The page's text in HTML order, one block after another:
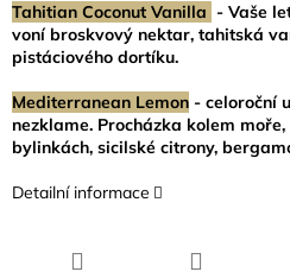
Tahitian Coconut Vanilla - Vaše
voní broskvový nektar, tahitská
pistáciového dortíku.
Mediterranean Lemon - celoroční
nezklame. Procházka kolem
bylinkách, sicilské citrony,
Detailní informace